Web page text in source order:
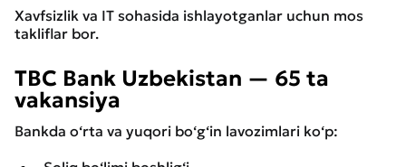
Xavfsizlik va IT sohasida ishlayotganlar uchun mos
takliflar bor.
TBC Bank Uzbekistan — 65 ta
vakansiya
Bankda o‘rta va yuqori bo‘g‘in lavozimlari ko‘p: